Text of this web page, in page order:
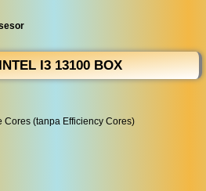
I3 13100 BOX
Cores (tanpa Efficiency Cores)